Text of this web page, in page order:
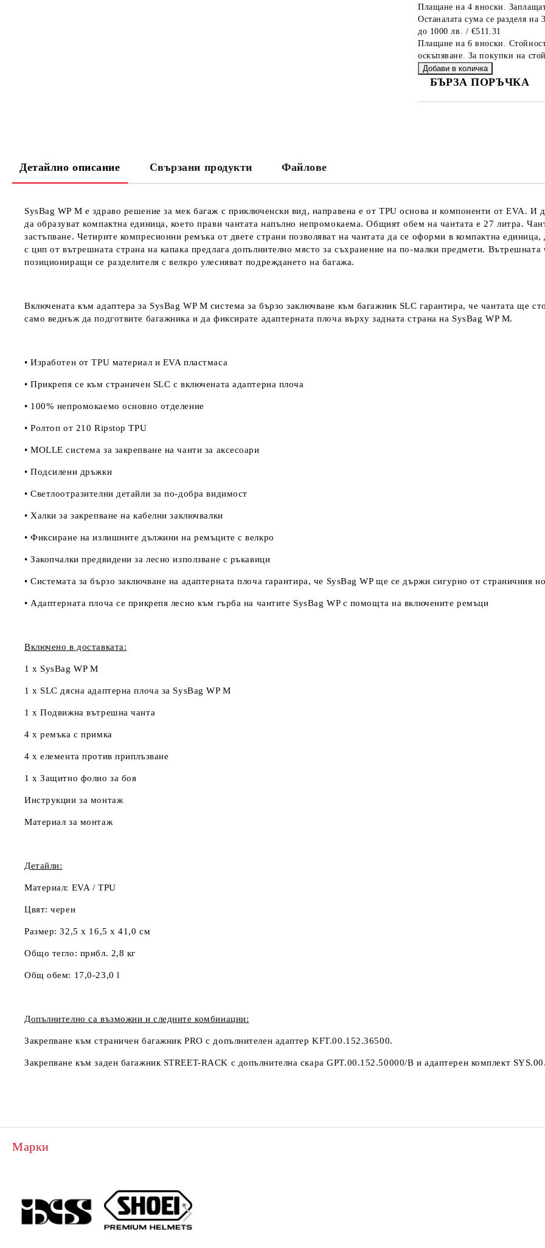
Плащане на 4 вноски.
Останалата сума се разделя
до 1000 лв. / €511.31
Плащане на 6 вноски.
оскъпяване. За покупки на
БЪРЗА ПОРЪЧКА
Детайлно описание Свързани продукти Файлове
SysBag WP M е здраво решение за мек багаж с приключенски вид, направена е от TPU основа и компоненти от EVA. И
да образуват компактна единица, което прави чантата напълно непромокаема. Общият обем на чантата е 27 литра.
застъпване. Четирите компресионни ремъка от двете страни позволяват на чантата да се оформи в компактна
с цип от вътрешната страна на капака предлага допълнително място за съхранение на по-малки предмети.
позициониращи се разделителя с велкро улесняват подреждането на багажа.
Включената към адаптера за SysBag WP M система за бързо заключване към багажник SLC гарантира, че чантата ще
само веднъж да подготвите багажника и да фиксирате адаптерната плоча върху задната страна на SysBag WP M.
• Изработен от TPU материал и EVA пластмаса
• Прикрепя се към страничен SLC с включената адаптерна плоча
• 100% непромокаемо основно отделение
• Ролтоп от 210 Ripstop TPU
• MOLLE система за закрепване на чанти за аксесоари
• Подсилени дръжки
• Светлоотразителни детайли за по-добра видимост
• Халки за закрепване на кабелни заключвалки
• Фиксиране на излишните дължини на ремъците с велкро
• Закопчалки предвидени за лесно използване с ръкавици
• Системата за бързо заключване на адаптерната плоча гарантира, че SysBag WP ще се държи сигурно от страничния
• Адаптерната плоча се прикрепя лесно към гърба на чантите SysBag WP с помощта на включените ремъци
Включено в доставката:
1 x SysBag WP M
1 x SLC дясна адаптерна плоча за SysBag WP M
1 x Подвижна вътрешна чанта
4 х ремъка с примка
4 х елемента против приплъзване
1 x Защитно фолио за боя
Инструкции за монтаж
Материал за монтаж
Детайли:
Материал: EVA / TPU
Цвят:черен
Размер:32,5 x 16,5 x 41,0 см
Общо тегло: прибл. 2,8 кг
Общ обем: 17,0-23,0 l
Допълнително са възможни и следните комбинации:
Закрепване към страничен багажник PRO с допълнителен адаптер KFT.00.152.36500.
Закрепване към заден багажник STREET-RACK с допълнителна скара GPT.00.152.50000/B и адаптерен комплект
Марки